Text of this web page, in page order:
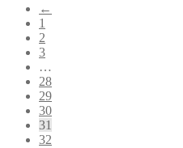
←
1
2
3
…
28
29
30
31
32